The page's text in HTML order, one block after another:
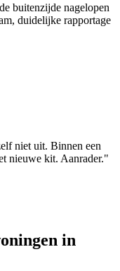
buitenzijde nagelopen
duidelijke rapportage
niet uit. Binnen een
nieuwe kit. Aanrader."
in